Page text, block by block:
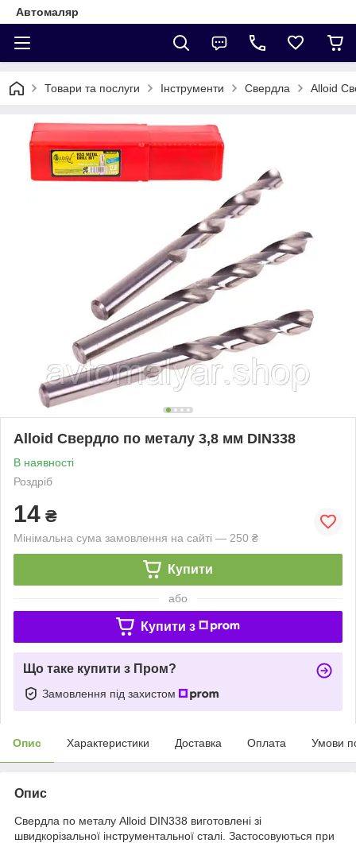
Автомаляр
Товари та послуги Інструменти Свердла Alloid
Alloid Свердло по металу 3,8 мм DIN338
В наявності
Роздріб
14 ₴
Мінімальна сума замовлення на сайті — 250 ₴
Купити
або
Купити з
Що таке купити з Пром?
Замовлення під захистом
Опис Характеристики Доставка Оплата Умови
Опис
Свердла по металу Alloid DIN338 виготовлені зі
швидкорізальної інструментальної сталі. Застосовуються при